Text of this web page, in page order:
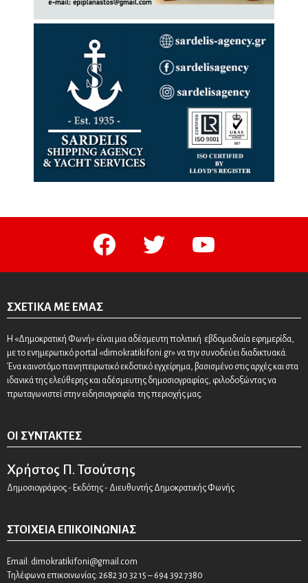
facebook twitter youtube
ΣΧΕΤΙΚΆ ΜΕ ΕΜΆΣ
Η «Δημοκρατική Φωνή» είναι μια αδέσμευτη πολιτική εβδομαδιαία εφημερίδα,
με το ενημερωτικό portal «dimokratikifoni.gr» να την συνοδεύει διαδικτυακά.
Ένα καινοτόμο πανηπειρωτικό εκδοτικό εγχείρημα, βασισμένο στις αρχές και στα
ιδανικά της ελεύθερης και αδέσμευτης δημοσιογραφίας, φιλοδοξώντας να
πρωταγωνιστεί στην ειδησιογραφία της περιοχής μας.
ΟΙ ΣΥΝΤΆΚΤΕΣ
Χρήστος Π. Τσούτσης
Δημοσιογράφος - Εκδότης - Διευθυντής Δημοκρατικής Φωνής
ΣΤΟΙΧΕΊΑ ΕΠΙΚΟΙΝΩΝΊΑΣ
Email: dimokratikifoni@gmail.com
Τηλέφωνα επικοινωνίας: 2682 30 32 15 – 694 392 7380